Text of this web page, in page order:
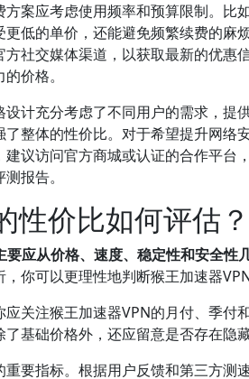
案应考虑使用频率和预算限制。
低的单价，还能避免频繁续费的
社交媒体渠道，以获取最新的优
价格。
计充分考虑了不同用户的需求，
整体的性价比。对于希望提升网络
议访问官方商城或认证的合作平
报告。
性价比如何评估？
应从价格、速度、稳定性和安全性
你可以更理性地判断猴王加速器
关注猴王加速器VPN的月付、季
基础价格外，还应留意是否存在隐
要指标。根据用户反馈和第三方